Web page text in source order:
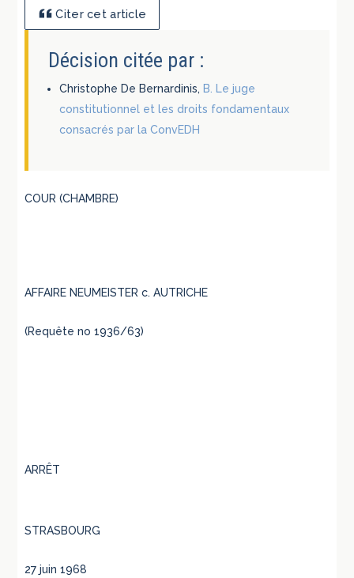
Citer cet article
Décision citée par :
Christophe De Bernardinis, B. Le juge
constitutionnel et les droits fondamentaux
consacrés par la ConvEDH
COUR (CHAMBRE)
AFFAIRE NEUMEISTER c. AUTRICHE
(Requête no 1936/63)
ARRÊT
STRASBOURG
27 juin 1968